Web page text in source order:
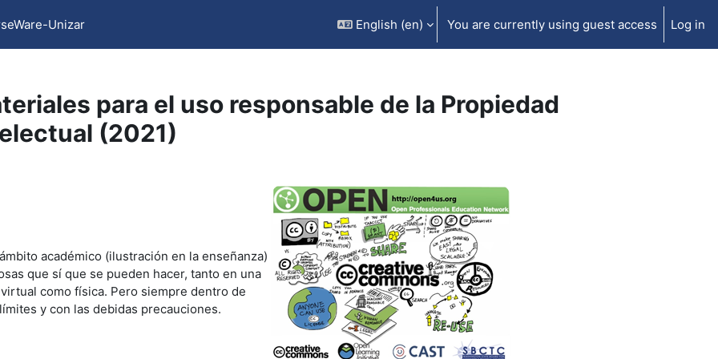
Unizar English ‎(en)‎ You are currently using guest access Log in
para el uso responsable de la Propiedad
(2021)
académico (ilustración en la enseñanza)
que sí que se pueden hacer, tanto en una
como física. Pero siempre dentro de
y con las debidas precauciones.